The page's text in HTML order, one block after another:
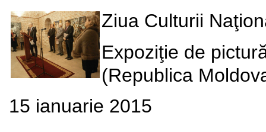
Ziua Culturii
Expoziţie de
(Republica
15 ianuarie 2015